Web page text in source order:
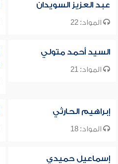
عبد العزيز السويدان
المواد: 22
السيد أحمد متولي
المواد: 21
إبراهيم الحارثي
المواد: 18
إسماعيل حميدي